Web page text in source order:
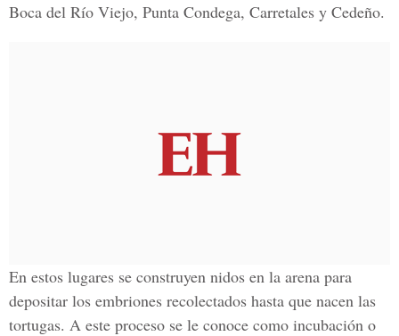
Boca del Río Viejo, Punta Condega, Carretales y Cedeño.
En estos lugares se construyen nidos en la arena para
depositar los embriones recolectados hasta que nacen las
tortugas. A este proceso se le conoce como incubación o